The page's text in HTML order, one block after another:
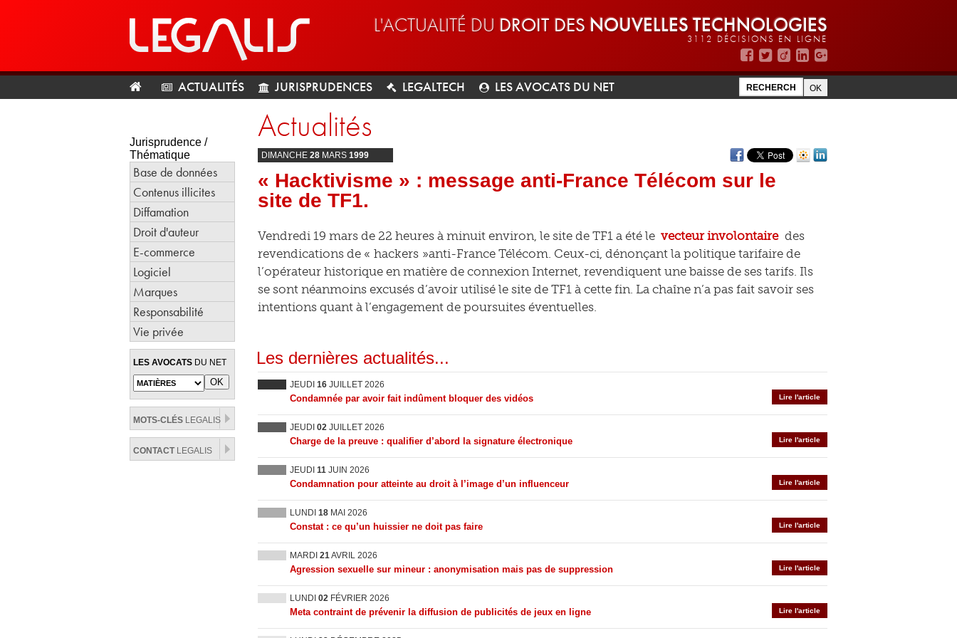
L'ACTUALITÉ DU DROIT DES NOUVELLES TECHNOLOGIES
3112 DÉCISIONS EN LIGNE
ACTUALITÉS JURISPRUDENCES LEGALTECH LES AVOCATS DU NET
Jurisprudence /
Thématique
Base de données
Contenus illicites
Diffamation
Droit d'auteur
E-commerce
Logiciel
Marques
Responsabilité
Vie privée
LES AVOCATS DU NET
MOTS-CLÉS LEGALIS
CONTACTLEGALIS
Actualités
DIMANCHE 28 MARS 1999
« Hacktivisme » : message anti-France Télécom sur le
site de TF1.
Vendredi 19 mars de 22 heures à minuit environ, le site de TF1 a été le vecteur involontaire des
revendications de « hackers »anti-France Télécom. Ceux-ci, dénonçant la politique tarifaire de
l’opérateur historique en matière de connexion Internet, revendiquent une baisse de ses tarifs. Ils
se sont néanmoins excusés d’avoir utilisé le site de TF1 à cette fin. La chaîne n’a pas fait savoir ses
intentions quant à l’engagement de poursuites éventuelles.
Les dernières actualités...
JEUDI 16 JUILLET 2026
Lire l'article
Condamnée par avoir fait indûment bloquer des vidéos
JEUDI 02 JUILLET 2026
Lire l'article
Charge de la preuve : qualifier d’abord la signature électronique
JEUDI 11 JUIN 2026
Lire l'article
Condamnation pour atteinte au droit à l’image d’un influenceur
LUNDI 18 MAI 2026
Lire l'article
Constat : ce qu’un huissier ne doit pas faire
MARDI 21AVRIL 2026
Lire l'article
Agression sexuelle sur mineur : anonymisation mais pas de suppression
LUNDI 02 FÉVRIER 2026
Lire l'article
Meta contraint de prévenir la diffusion de publicités de jeux en ligne